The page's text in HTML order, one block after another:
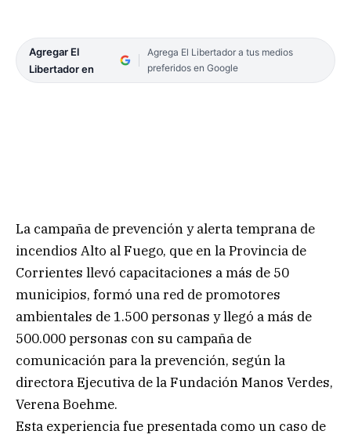
Agregar El
Libertador en
Agrega El Libertador a tus medios
preferidos en Google
La campaña de prevención y alerta temprana de
incendios Alto al Fuego, que en la Provincia de
Corrientes llevó capacitaciones a más de 50
municipios, formó una red de promotores
ambientales de 1.500 personas y llegó a más de
500.000 personas con su campaña de
comunicación para la prevención, según la
directora Ejecutiva de la Fundación Manos Verdes,
Verena Boehme.
Esta experiencia fue presentada como un caso de